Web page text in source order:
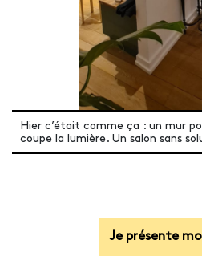
Hier c’était comme ça : un mur
coupe la lumière. Un salon sans
Je présente